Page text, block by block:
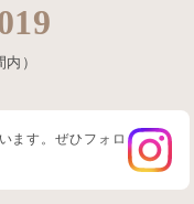
）
ます。ぜひフォロ